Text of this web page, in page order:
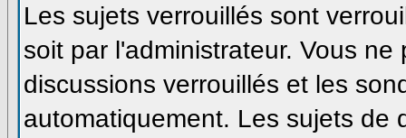
Les sujets verrouillés sont
soit par l'administrateur. Vous
discussions verrouillés et les
automatiquement. Les sujets de